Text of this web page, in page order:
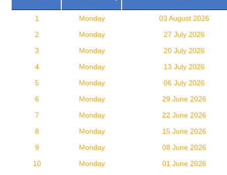
1 Monday
03 August 2026
2
Monday
27 July 2026
3
Monday
20 July 2026
4
Monday
13 July 2026
5
Monday
06 July 2026
6
Monday
29 June 2026
7
Monday
22 June 2026
8
Monday
15 June 2026
9
Monday
08 June 2026
10
Monday
01 June 2026